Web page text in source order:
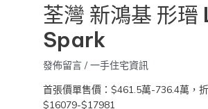
荃灣 新鴻基 形
Spark
發佈留言 / 一手住宅資訊
首張價單售價：$461.5萬-736.4萬，
$16079-$17981